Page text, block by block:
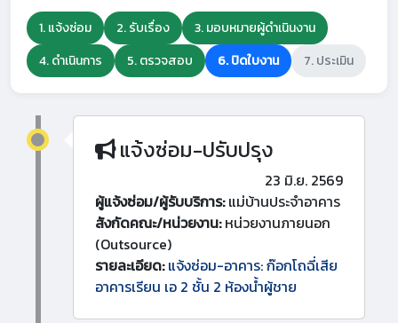
1. แจ้งซ่อม 2. รับเรื่อง
3. มอบหมายผู้ดำเนินงาน
4. ดำเนินการ
5. ตรวจสอบ 6. ปิดใบงาน 7. ประเมิน
แจ้งซ่อม-ปรับปรุง
23 มิ.ย. 2569
ผู้แจ้งซ่อม/ผู้รับบริการ:แม่บ้านประจำอาคาร
สังกัดคณะ/หน่วยงาน:หน่วยงานภายนอก
(Outsource)
รายละเอียด: แจ้งซ่อม-อาคาร: ก๊อกโถฉี่เสีย
อาคารเรียน เอ 2 ชั้น 2 ห้องน้ำผู้ชาย